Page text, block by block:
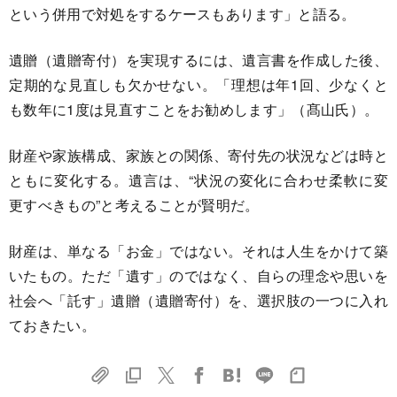
という併用で対処をするケースもあります」と語る。
遺贈（遺贈寄付）を実現するには、遺言書を作成した後、
定期的な見直しも欠かせない。「理想は年1回、少なくと
も数年に1度は見直すことをお勧めします」（髙山氏）。
財産や家族構成、家族との関係、寄付先の状況などは時と
ともに変化する。遺言は、“状況の変化に合わせ柔軟に変
更すべきもの”と考えることが賢明だ。
財産は、単なる「お金」ではない。それは人生をかけて築
いたもの。ただ「遺す」のではなく、自らの理念や思いを
社会へ「託す」遺贈（遺贈寄付）を、選択肢の一つに入れ
ておきたい。